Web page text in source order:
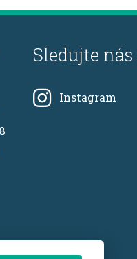
Sledujte nás
Instagram